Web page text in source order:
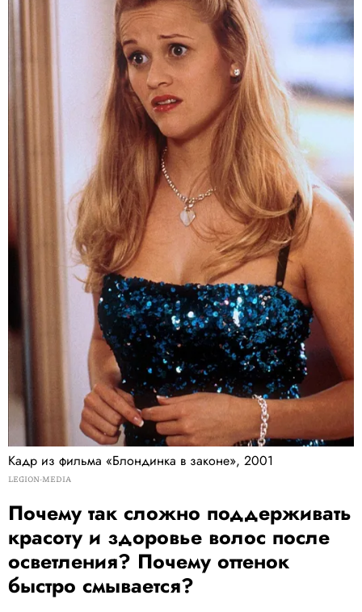
Кадр из фильма «Блондинка в законе», 2001
LEGION-MEDIA
Почему так сложно поддерживать
красоту и здоровье волос после
осветления? Почему оттенок
быстро смывается?